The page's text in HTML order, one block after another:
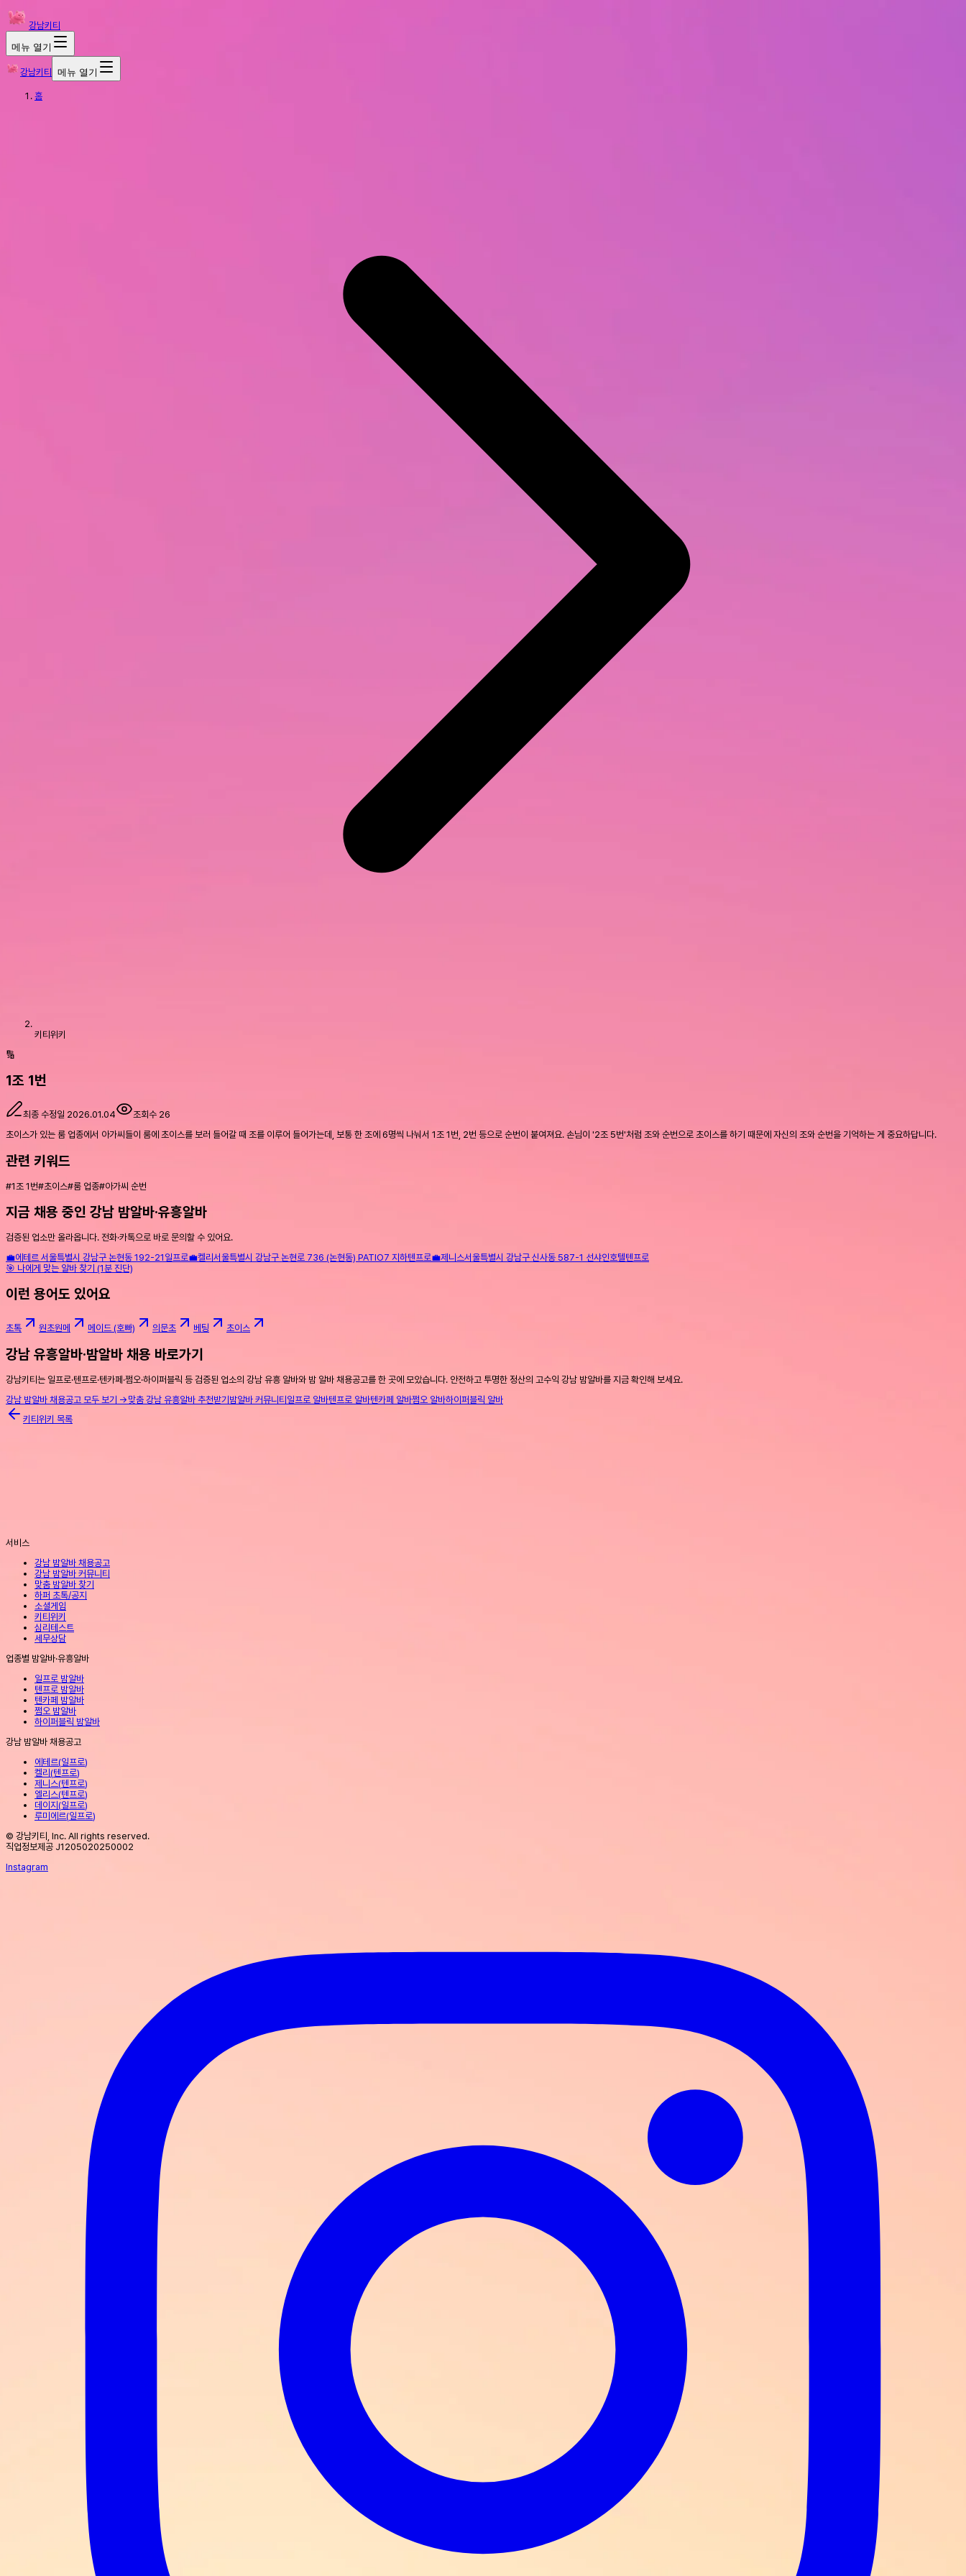
강남키티
메뉴 열기
강남키티 메뉴 열기
홈
키티위키
🔢
1조 1번
최종 수정일 2026.01.04 조회수 26
초이스가 있는 룸 업종에서 아가씨들이 룸에 초이스를 보러 들어갈 때 조를 이루어 들어가는데, 보통 한 조에 6명씩 나눠서 1조 1번, 2번 등으로 순번이 붙여져요. 손님이 '2조 5번'처럼 조와 순번으로 초이스를 하기 때문에 자신의 조와 순번을 기억하는 게 중요하답니다.
관련 키워드
#1조 1번#초이스#룸 업종#아가씨 순번
지금 채용 중인 강남 밤알바·유흥알바
검증된 업소만 올라옵니다. 전화·카톡으로 바로 문의할 수 있어요.
💼에테르 서울특별시 강남구 논현동 192-21 일프로💼켈리 서울특별시 강남구 논현로 736 (논현동) PATIO7 지하텐프로💼제니스서울특별시 강남구 신사동 587-1 선샤인호텔텐프로
🎯 나에게 맞는 알바 찾기 (1분 진단)
이런 용어도 있어요
초톡 원초원메 메이드 (호빠) 의문초 베팅 초이스
강남 유흥알바·밤알바 채용 바로가기
강남키티는 일프로·텐프로·텐카페·쩜오·하이퍼블릭 등 검증된 업소의 강남 유흥 알바와 밤 알바 채용공고를 한 곳에 모았습니다. 안전하고 투명한 정산의 고수익 강남 밤알바를 지금 확인해 보세요.
강남 밤알바 채용공고 모두 보기 → 맞춤 강남 유흥알바 추천받기밤알바 커뮤니티일프로 알바텐프로 알바텐카페 알바쩜오 알바하이퍼블릭 알바
키티위키 목록
서비스
강남 밤알바 채용공고
강남 밤알바 커뮤니티
맞춤 밤알바 찾기
하퍼 초톡/공지
소셜게임
키티위키
심리테스트
세무상담
업종별 밤알바·유흥알바
일프로 밤알바
텐프로 밤알바
텐카페 밤알바
쩜오 밤알바
하이퍼블릭 밤알바
강남 밤알바 채용공고
에테르(일프로)
켈리(텐프로)
제니스(텐프로)
엘리스(텐프로)
데이지(일프로)
루미에르(일프로)
© 강남키티, Inc. All rights reserved.
직업정보제공 J1205020250002
Instagram